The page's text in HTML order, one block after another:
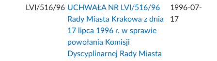
LVI/516/96 UCHWAŁA NR LVI/516/96
Rady Miasta Krakowa z dnia
17 lipca 1996 r. w sprawie
powołania Komisji
Dyscyplinarnej Rady Miasta
1996-07-
17